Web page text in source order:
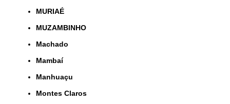
MURIAÉ
MUZAMBINHO
Machado
Mambaí
Manhuaçu
Montes Claros